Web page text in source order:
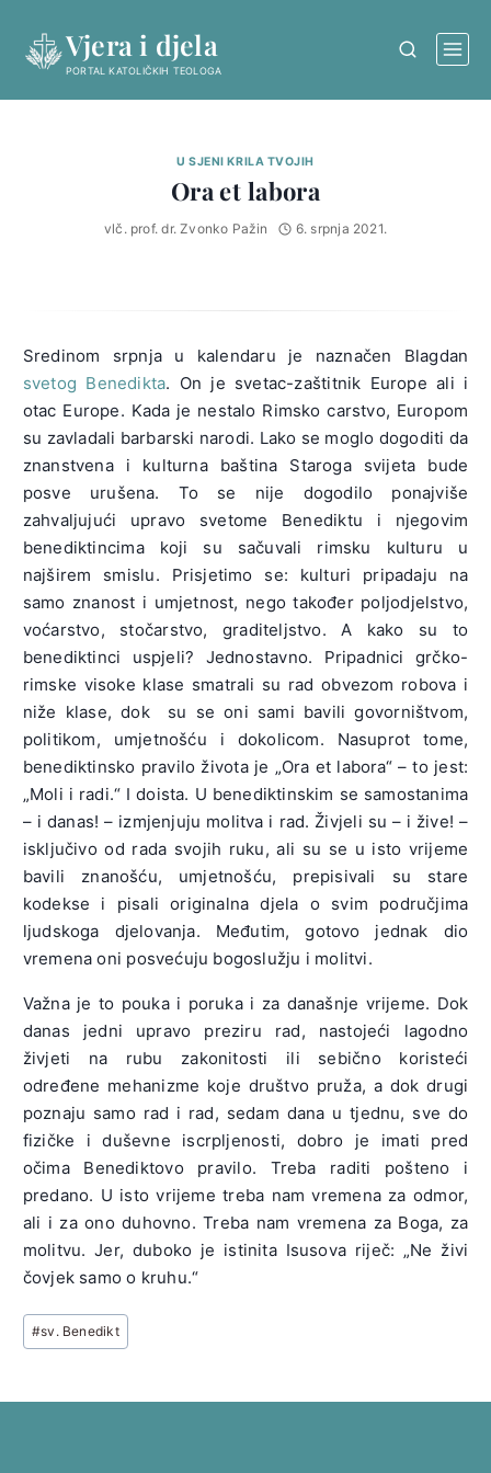
content
Vjera i djela
PORTAL KATOLIČKIH TEOLOGA
U SJENI KRILA TVOJIH
Ora et labora
vlč. prof. dr. Zvonko Pažin 6. srpnja 2021.
Sredinom srpnja u kalendaru je naznačen Blagdan
svetog Benedikta. On je svetac-zaštitnik Europe ali i
otac Europe. Kada je nestalo Rimsko carstvo, Europom
su zavladali barbarski narodi. Lako se moglo dogoditi da
znanstvena i kulturna baština Staroga svijeta bude
posve urušena. To se nije dogodilo ponajviše
zahvaljujući upravo svetome Benediktu i njegovim
benediktincima koji su sačuvali rimsku kulturu u
najširem smislu. Prisjetimo se: kulturi pripadaju na
samo znanost i umjetnost, nego također poljodjelstvo,
voćarstvo, stočarstvo, graditeljstvo. A kako su to
benediktinci uspjeli? Jednostavno. Pripadnici grčko-
rimske visoke klase smatrali su rad obvezom robova i
niže klase, dok su se oni sami bavili govorništvom,
politikom, umjetnošću i dokolicom. Nasuprot tome,
benediktinsko pravilo života je „Ora et labora“ – to jest:
„Moli i radi.“ I doista. U benediktinskim se samostanima
– i danas! – izmjenjuju molitva i rad. Živjeli su – i žive! –
isključivo od rada svojih ruku, ali su se u isto vrijeme
bavili znanošću, umjetnošću, prepisivali su stare
kodekse i pisali originalna djela o svim područjima
ljudskoga djelovanja. Međutim, gotovo jednak dio
vremena oni posvećuju bogoslužju i molitvi.
Važna je to pouka i poruka i za današnje vrijeme. Dok
danas jedni upravo preziru rad, nastojeći lagodno
živjeti na rubu zakonitosti ili sebično koristeći
određene mehanizme koje društvo pruža, a dok drugi
poznaju samo rad i rad, sedam dana u tjednu, sve do
fizičke i duševne iscrpljenosti, dobro je imati pred
očima Benediktovo pravilo. Treba raditi pošteno i
predano. U isto vrijeme treba nam vremena za odmor,
ali i za ono duhovno. Treba nam vremena za Boga, za
molitvu. Jer, duboko je istinita Isusova riječ: „Ne živi
čovjek samo o kruhu.“
Post
Tags:
#sv. Benedikt